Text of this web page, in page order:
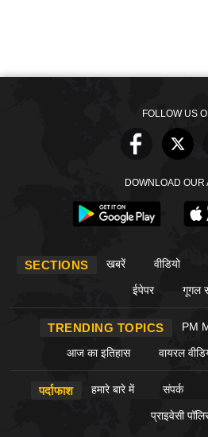
FOLLOW US
DOWNLOAD OUR
SECTIONS खबरें वीडियो
ईपेपर गूगल
TRENDING TOPICS PM
आज का इतिहास वायरल
पर्दाफाश हमारे बारे में संपर्क
प्राइवेसी